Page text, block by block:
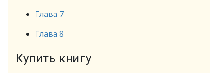
Глава 7
Глава 8
Купить книгу